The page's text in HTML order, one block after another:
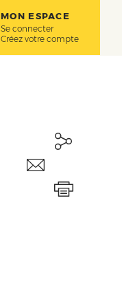
MON ESPACE
Se connecter
Créez votre compte